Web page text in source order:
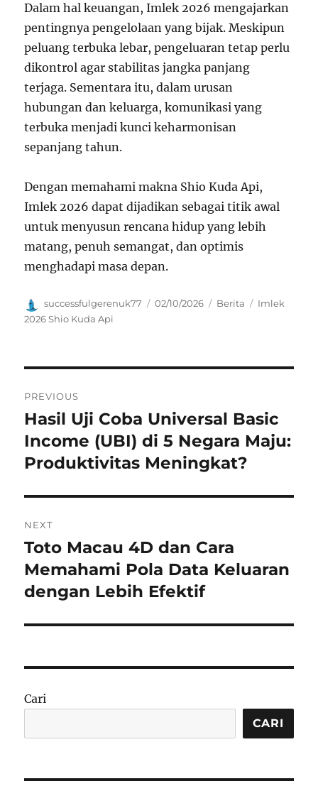
Dalam hal keuangan, Imlek 2026 mengajarkan
pentingnya pengelolaan yang bijak. Meskipun
peluang terbuka lebar, pengeluaran tetap perlu
dikontrol agar stabilitas jangka panjang
terjaga. Sementara itu, dalam urusan
hubungan dan keluarga, komunikasi yang
terbuka menjadi kunci keharmonisan
sepanjang tahun.
Dengan memahami makna Shio Kuda Api,
Imlek 2026 dapat dijadikan sebagai titik awal
untuk menyusun rencana hidup yang lebih
matang, penuh semangat, dan optimis
menghadapi masa depan.
Author
successfulgerenuk77
Posted
02/10/2026 Categories
Berita Tags
Imlek
2026 Shio Kuda Api
pos
PREVIOUS
Previous
post:
Hasil Uji Coba Universal Basic
Income (UBI) di 5 Negara Maju:
Produktivitas Meningkat?
NEXT
Next
post:
Toto Macau 4D dan Cara
Memahami Pola Data Keluaran
dengan Lebih Efektif
Cari
CARI